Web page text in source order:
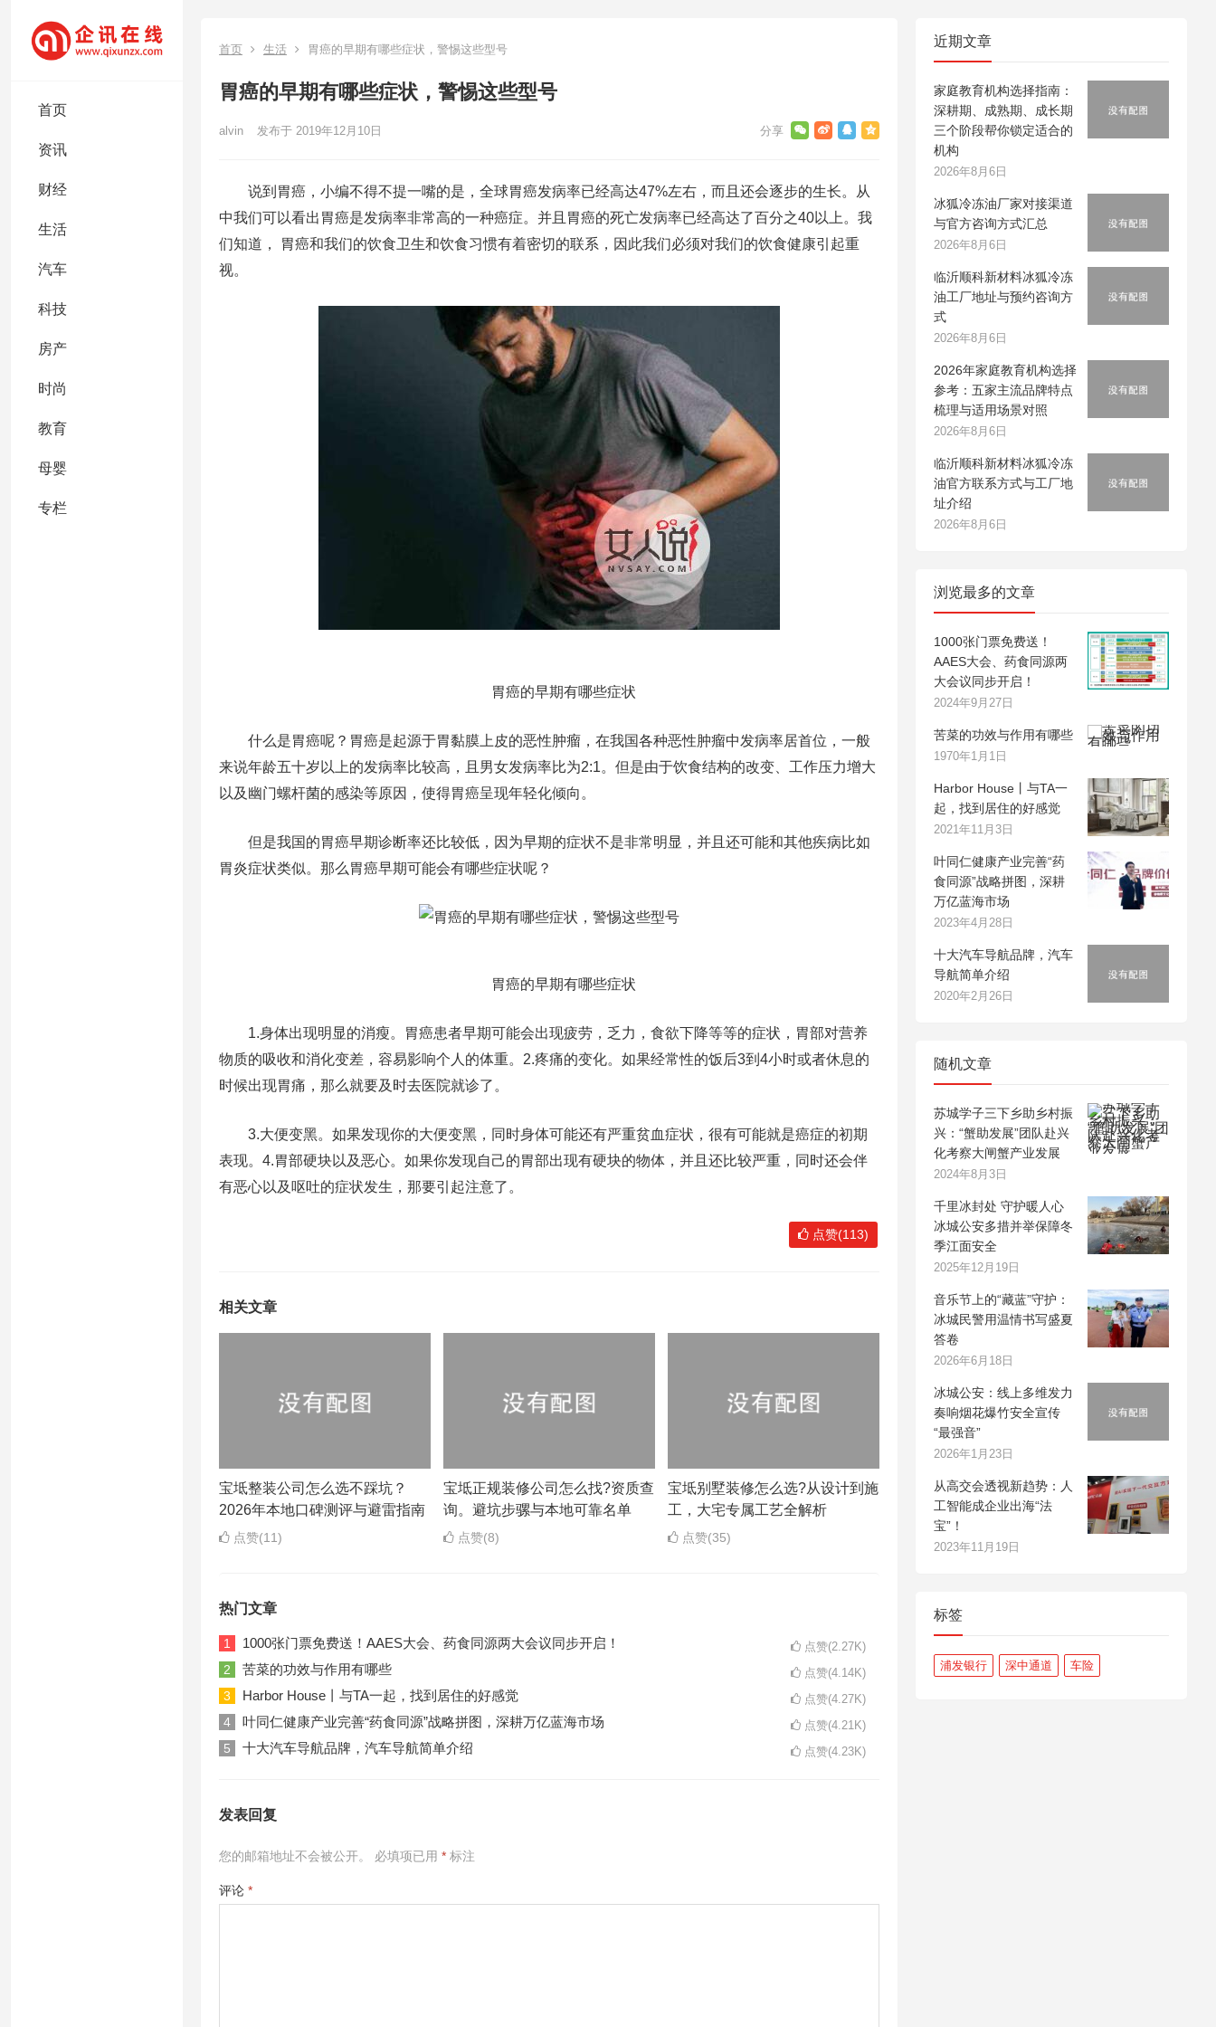
首页
资讯
财经
生活
汽车
科技
房产
时尚
教育
母婴
专栏
首页 生活 胃癌的早期有哪些症状，警惕这些型号
胃癌的早期有哪些症状，警惕这些型号
alvin 发布于 2019年12月10日
说到胃癌，小编不得不提一嘴的是，全球胃癌发病率已经高达47%左右，而且还会逐步的生长。从
中我们可以看出胃癌是发病率非常高的一种癌症。并且胃癌的死亡发病率已经高达了百分之40以上。我
们知道， 胃癌和我们的饮食卫生和饮食习惯有着密切的联系，因此我们必须对我们的饮食健康引起重
视。
胃癌的早期有哪些症状
什么是胃癌呢？胃癌是起源于胃黏膜上皮的恶性肿瘤，在我国各种恶性肿瘤中发病率居首位，一般
来说年龄五十岁以上的发病率比较高，且男女发病率比为2:1。但是由于饮食结构的改变、工作压力增大
以及幽门螺杆菌的感染等原因，使得胃癌呈现年轻化倾向。
但是我国的胃癌早期诊断率还比较低，因为早期的症状不是非常明显，并且还可能和其他疾病比如
胃炎症状类似。那么胃癌早期可能会有哪些症状呢？
胃癌的早期有哪些症状​
1.身体出现明显的消瘦。胃癌患者早期可能会出现疲劳，乏力，食欲下降等等的症状，胃部对营养
物质的吸收和消化变差，容易影响个人的体重。2.疼痛的变化。如果经常性的饭后3到4小时或者休息的
时候出现胃痛，那么就要及时去医院就诊了。
3.大便变黑。如果发现你的大便变黑，同时身体可能还有严重贫血症状，很有可能就是癌症的初期
表现。4.胃部硬块以及恶心。如果你发现自己的胃部出现有硬块的物体，并且还比较严重，同时还会伴
有恶心以及呕吐的症状发生，那要引起注意了。
点赞(113)
相关文章
宝坻整装公司怎么选不踩坑？
2026年本地口碑测评与避雷指南
点赞(11)
宝坻正规装修公司怎么找?资质查
询。避坑步骡与本地可靠名单
点赞(8)
宝坻别墅装修怎么选?从设计到施
工，大宅专属工艺全解析
点赞(35)
热门文章
1 1000张门票免费送！AAES大会、药食同源两大会议同步开启！ 点赞(2.27K)
2 苦菜的功效与作用有哪些 点赞(4.14K)
3 Harbor House丨与TA一起，找到居住的好感觉 点赞(4.27K)
4 叶同仁健康产业完善“药食同源”战略拼图，深耕万亿蓝海市场 点赞(4.21K)
5 十大汽车导航品牌，汽车导航简单介绍 点赞(4.23K)
发表回复
您的邮箱地址不会被公开。 必填项已用 * 标注
评论 *
近期文章
家庭教育机构选择指南：
深耕期、成熟期、成长期
三个阶段帮你锁定适合的
机构
2026年8月6日
冰狐冷冻油厂家对接渠道
与官方咨询方式汇总
2026年8月6日
临沂顺科新材料冰狐冷冻
油工厂地址与预约咨询方
式
2026年8月6日
2026年家庭教育机构选择
参考：五家主流品牌特点
梳理与适用场景对照
2026年8月6日
临沂顺科新材料冰狐冷冻
油官方联系方式与工厂地
址介绍
2026年8月6日
浏览最多的文章
1000张门票免费送！
AAES大会、药食同源两
大会议同步开启！
2024年9月27日
苦菜的功效与作用有哪些
1970年1月1日
Harbor House丨与TA一
起，找到居住的好感觉
2021年11月3日
叶同仁健康产业完善“药
食同源”战略拼图，深耕
万亿蓝海市场
2023年4月28日
十大汽车导航品牌，汽车
导航简单介绍
2020年2月26日
随机文章
苏城学子三下乡助乡村振
兴：“蟹助发展”团队赴兴
化考察大闸蟹产业发展
2024年8月3日
千里冰封处 守护暖人心
冰城公安多措并举保障冬
季江面安全
2025年12月19日
音乐节上的“藏蓝”守护：
冰城民警用温情书写盛夏
答卷
2026年6月18日
冰城公安：线上多维发力
奏响烟花爆竹安全宣传
“最强音”
2026年1月23日
从高交会透视新趋势：人
工智能成企业出海“法
宝”！
2023年11月19日
标签
浦发银行 深中通道 车险